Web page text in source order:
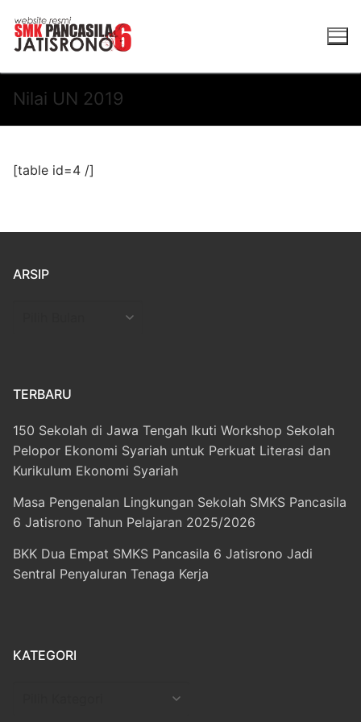
konten
Nilai UN 2019
[table id=4 /]
ARSIP
TERBARU
150 Sekolah di Jawa Tengah Ikuti Workshop Sekolah
Pelopor Ekonomi Syariah untuk Perkuat Literasi dan
Kurikulum Ekonomi Syariah
Masa Pengenalan Lingkungan Sekolah SMKS Pancasila
6 Jatisrono Tahun Pelajaran 2025/2026
BKK Dua Empat SMKS Pancasila 6 Jatisrono Jadi
Sentral Penyaluran Tenaga Kerja
KATEGORI